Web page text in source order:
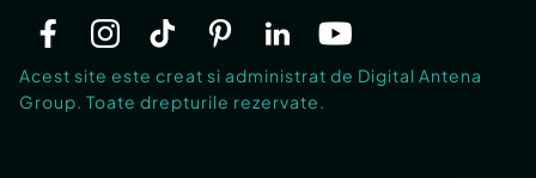
Acest site este creat si administrat de Digital Antena
Group. Toate drepturile rezervate.